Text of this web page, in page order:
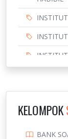
KELOMPOK
BANK